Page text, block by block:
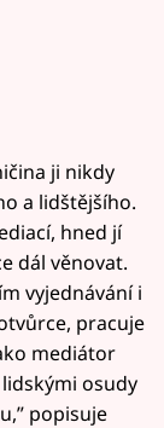
ji nikdy
a lidštějšího.
hned jí
dál věnovat.
vyjednávání i
pracuje
mediátor
osudy
popisuje